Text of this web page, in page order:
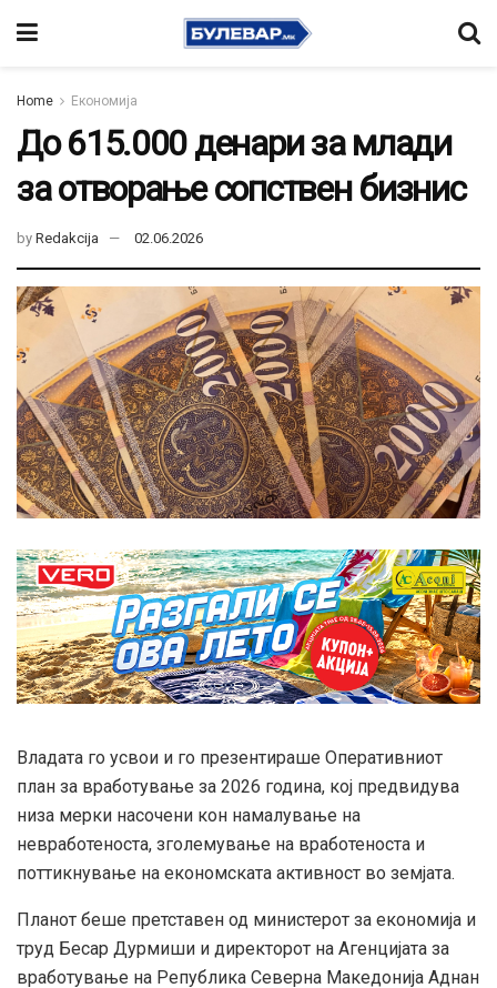
Home Економија
До 615.000 денари за млади
за отворање сопствен бизнис
by Redakcija 02.06.2026
Владата го усвои и го презентираше Оперативниот
план за вработување за 2026 година, кој предвидува
низа мерки насочени кон намалување на
невработеноста, зголемување на вработеноста и
поттикнување на економската активност во земјата.
Планот беше претставен од министерот за економија и
труд Бесар Дурмиши и директорот на Агенцијата за
вработување на Република Северна Македонија Аднан